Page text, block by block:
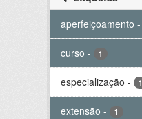
aperfeiçoamento -
curso - 1
especialização - 1
extensão - 1